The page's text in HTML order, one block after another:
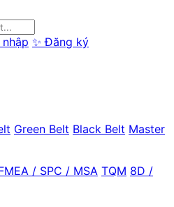
✨ Đăng ký
Green Belt Black Belt Master
/ SPC / MSA TQM 8D /